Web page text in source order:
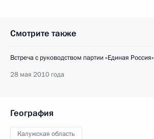
Смотрите также
Встреча с руководством партии «Единая Россия»
28 мая 2010 года
География
Калужская область